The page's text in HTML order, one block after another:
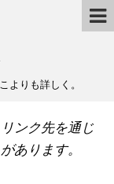
よりも詳しく。
ンク先を通じ
あります。